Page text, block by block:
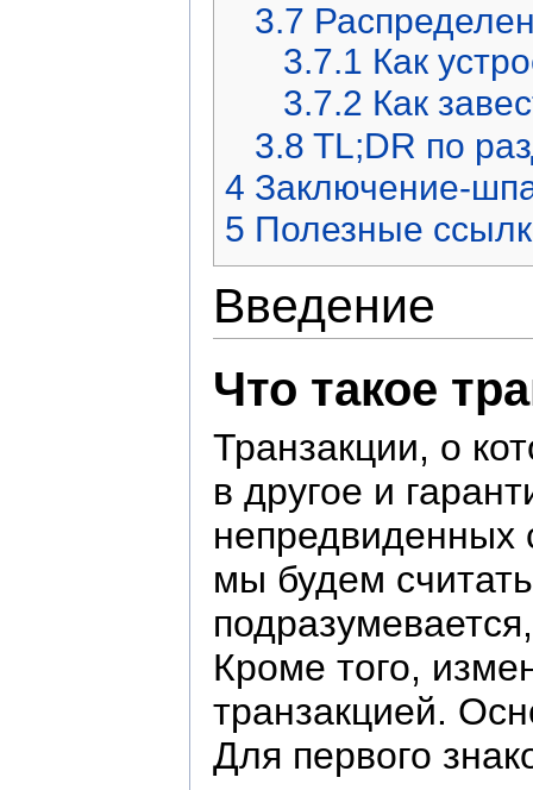
3.7
3.7.1 Как
3.7.2 Как
3.8 TL;DR по
4 Заключение-
5 Полезные
Введение
Что такое
Транзакции, о
в другое и
непредвиденных
мы будем
Кроме того,
транзакцией.
Для первого